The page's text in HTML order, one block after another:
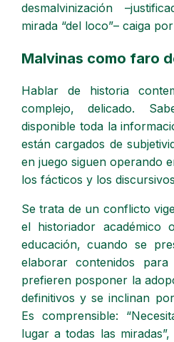
desmalvinización
mirada “del loco”– caiga
Malvinas como faro
Hablar de historia
complejo, delicado.
disponible toda la
están cargados de
en juego siguen operando
los fácticos y los
Se trata de un conflicto
el historiador
educación, cuando se
elaborar contenidos
prefieren posponer la
definitivos y se inclinan
Es comprensible:
lugar a todas las